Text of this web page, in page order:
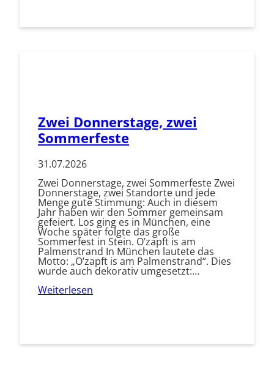
Zwei Donnerstage, zwei
Sommerfeste
31.07.2026
Zwei Donnerstage, zwei Sommerfeste Zwei
Donnerstage, zwei Standorte und jede
Menge gute Stimmung: Auch in diesem
Jahr haben wir den Sommer gemeinsam
gefeiert. Los ging es in München, eine
Woche später folgte das große
Sommerfest in Stein. O’zapft is am
Palmenstrand In München lautete das
Motto: „O’zapft is am Palmenstrand“. Dies
wurde auch dekorativ umgesetzt:…
Weiterlesen